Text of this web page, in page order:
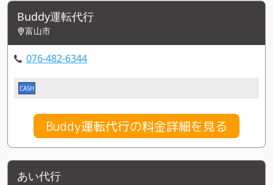
Buddy運転代行
富山市
076-482-6344
CASH
Buddy運転代行の料金詳細を見る
あい代行